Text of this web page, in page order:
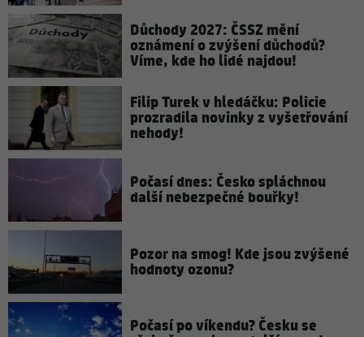
Důchody 2027: ČSSZ mění
oznámení o zvýšení důchodů?
Víme, kde ho lidé najdou!
Filip Turek v hledáčku: Policie
prozradila novinky z vyšetřování
nehody!
Počasí dnes: Česko spláchnou
další nebezpečné bouřky!
Pozor na smog! Kde jsou zvýšené
hodnoty ozonu?
Počasí po víkendu? Česku se